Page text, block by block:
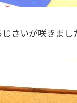
さいが咲きまし